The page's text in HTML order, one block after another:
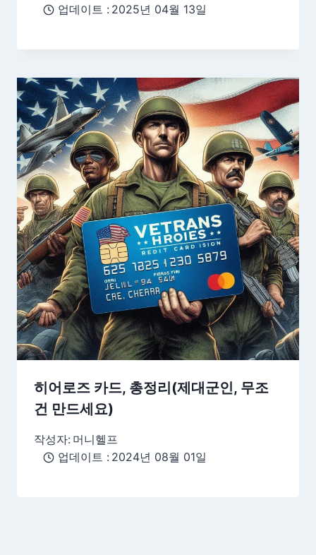
업데이트 : 2025년 04월 13일
히어로즈 카드, 총정리(제대군인, 무조
건 만드세요)
작성자: 머니헬프
업데이트 : 2024년 08월 01일